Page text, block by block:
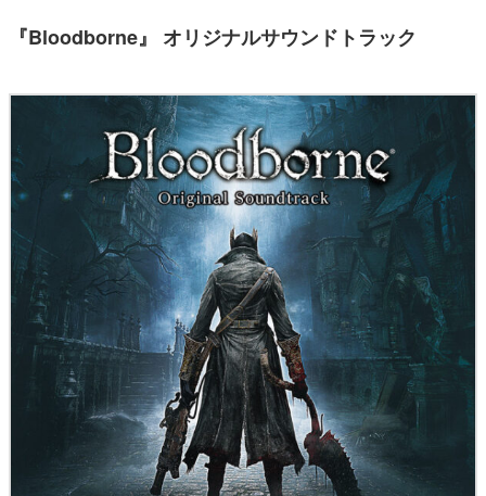
『Bloodborne』 オリジナルサウンドトラック